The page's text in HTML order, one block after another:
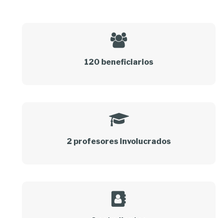
120 beneficiarios
2 profesores involucrados